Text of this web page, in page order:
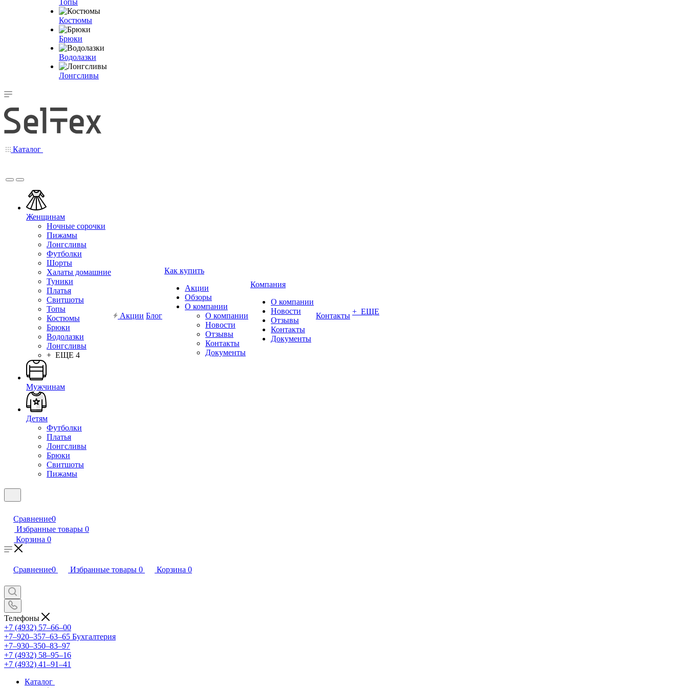
Топы
Костюмы
Брюки
Водолазки
Лонгсливы
Каталог
Женщинам
Ночные сорочки
Пижамы
Лонгсливы
Футболки
Шорты
Халаты домашние
Туники
Платья
Свитшоты
Топы
Костюмы
Брюки
Водолазки
Лонгсливы
+ ЕЩЕ 4
Мужчинам
Детям
Футболки
Платья
Лонгсливы
Брюки
Свитшоты
Пижамы
Акции Блог
Как купить
Акции
Обзоры
О компании
О компании
Новости
Отзывы
Контакты
Документы
Компания
О компании
Новости
Отзывы
Контакты
Документы
Контакты + ЕЩЕ
Сравнение0
Избранные товары 0
Корзина 0
Сравнение0 Избранные товары 0 Корзина 0
Телефоны
+7 (4932) 57‒66‒00
+7‒920‒357‒63‒65 Бухгалтерия
+7‒930‒350‒83‒97
+7 (4932) 58‒95‒16
+7 (4932) 41‒91‒41
Каталог